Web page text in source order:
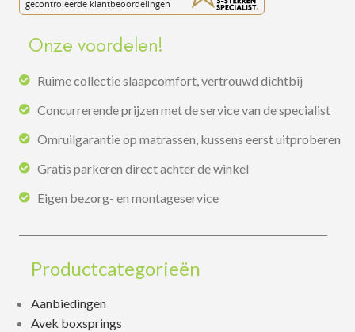
Onze voordelen!
Ruime collectie slaapcomfort, vertrouwd dichtbij
Concurrerende prijzen met de service van de specialist
Omruilgarantie op matrassen, kussens eerst uitproberen
Gratis parkeren direct achter de winkel
Eigen bezorg- en montageservice
Productcategorieën
Aanbiedingen
Avek boxsprings